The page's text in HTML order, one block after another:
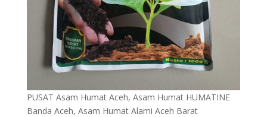
PUSAT Asam Humat Aceh, Asam Humat HUMATINE
Banda Aceh, Asam Humat Alami Aceh Barat